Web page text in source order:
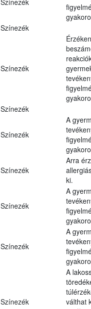
Színezék
Színezék
Színezék
Színezék
A
Színezék
Arra
ki.
Színezék
A
Színezék
A
Színezék
A
válthat